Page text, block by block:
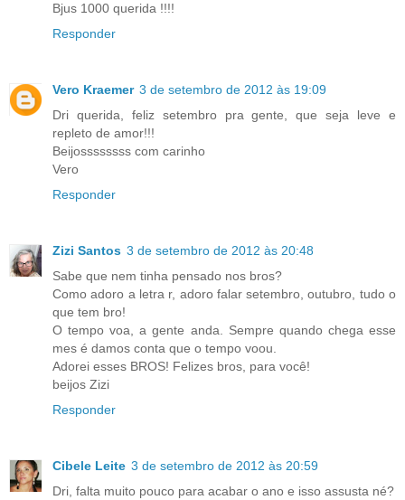
Bjus 1000 querida !!!!
Responder
Vero Kraemer 3 de setembro de 2012 às 19:09
Dri querida, feliz setembro pra gente, que seja leve e
repleto de amor!!!
Beijossssssss com carinho
Vero
Responder
Zizi Santos 3 de setembro de 2012 às 20:48
Sabe que nem tinha pensado nos bros?
Como adoro a letra r, adoro falar setembro, outubro, tudo o
que tem bro!
O tempo voa, a gente anda. Sempre quando chega esse
mes é damos conta que o tempo voou.
Adorei esses BROS! Felizes bros, para você!
beijos Zizi
Responder
Cibele Leite 3 de setembro de 2012 às 20:59
Dri, falta muito pouco para acabar o ano e isso assusta né?